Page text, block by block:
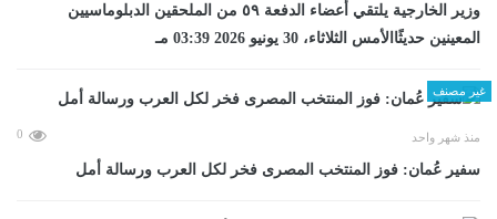
وزير الخارجية يلتقي أعضاء الدفعة ٥٩ من الملحقين الدبلوماسيين
المعينين حديثًاالأمس الثلاثاء، 30 يونيو 2026 03:39 مـ
غير مصنف
منذ شهر واحد 0
سفير عُمان: فوز المنتخب المصرى فخر لكل العرب ورسالة أمل